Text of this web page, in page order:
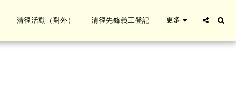
清徑活動（對外） 清徑先鋒義工登記 更多